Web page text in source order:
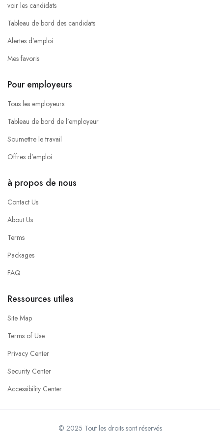
voir les candidats
Tableau de bord des candidats
Alertes d’emploi
Mes favoris
Pour employeurs
Tous les employeurs
Tableau de bord de l’employeur
Soumettre le travail
Offres d’emploi
à propos de nous
Contact Us
About Us
Terms
Packages
FAQ
Ressources utiles
Site Map
Terms of Use
Privacy Center
Security Center
Accessibility Center
© 2025 Tout les droits sont réservés